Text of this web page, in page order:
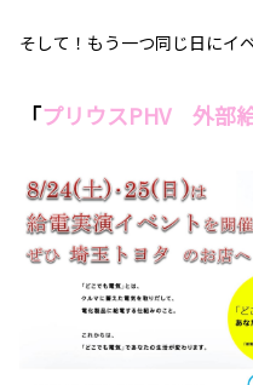
そして！もう一つ同じ日にイ
「プリウスPHV 外部